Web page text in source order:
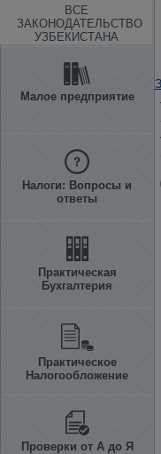
ВСЕ
ЗАКОНОДАТЕЛЬСТВО
УЗБЕКИСТАНА
Малое предприятие
Налоги: Вопросы и
ответы
Практическая
Бухгалтерия
Практическое
Налогообложение
Проверки от А до Я